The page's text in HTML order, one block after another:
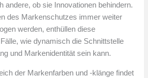
andere, ob sie Innovationen behindern.
des Markenschutzes immer weiter
werden, enthüllen diese
wie dynamisch die Schnittstelle
und Markenidentität sein kann.
der Markenfarben und -klänge findet